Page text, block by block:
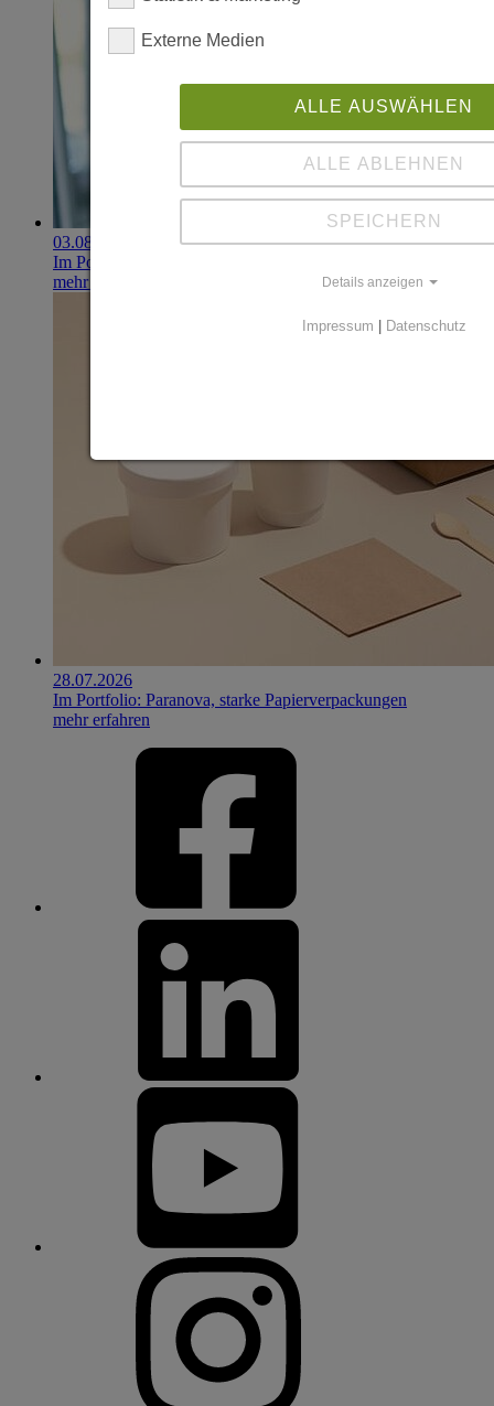
03.08.2026
Im Portfolio: Iset Telecom, IT für das Gesundheitswesen
mehr erfahren
28.07.2026
Im Portfolio: Paranova, starke Papierverpackungen
mehr erfahren
Externe Medien
ALLE AUSWÄHLEN
ALLE ABLEHNEN
SPEICHERN
Details anzeigen
Impressum | Datenschutz